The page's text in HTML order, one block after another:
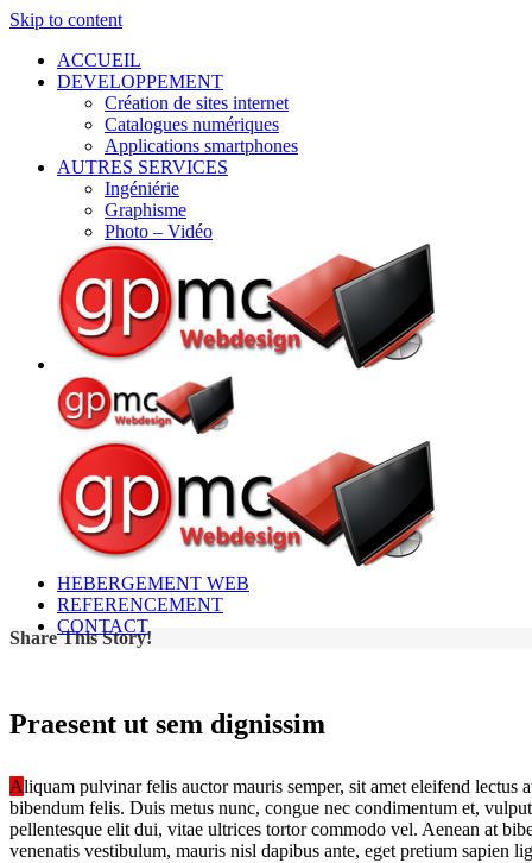
Skip to content
ACCUEIL
DEVELOPPEMENT
Création de sites internet
Catalogues numériques
Applications smartphones
AUTRES SERVICES
Ingéniérie
Graphisme
Photo – Vidéo
HEBERGEMENT WEB
REFERENCEMENT
CONTACT
Share This Story!
Praesent ut sem dignissim
Aliquam pulvinar felis auctor mauris semper, sit amet eleifend lectus
bibendum felis. Duis metus nunc, congue nec condimentum et,
pellentesque elit dui, vitae ultrices tortor commodo vel. Aenean at
venenatis vestibulum, mauris nisl dapibus ante, eget pretium sapien